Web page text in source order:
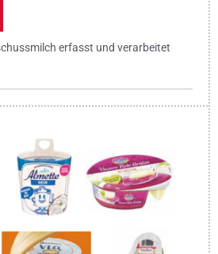
erfasst und verarbeitet